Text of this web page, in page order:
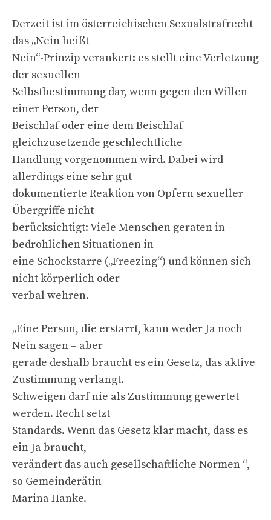
Derzeit ist im österreichischen Sexualstrafrecht
das „Nein heißt
Nein“-Prinzip verankert: es stellt eine Verletzung
der sexuellen
Selbstbestimmung dar, wenn gegen den Willen
einer Person, der
Beischlaf oder eine dem Beischlaf
gleichzusetzende geschlechtliche
Handlung vorgenommen wird. Dabei wird
allerdings eine sehr gut
dokumentierte Reaktion von Opfern sexueller
Übergriffe nicht
berücksichtigt: Viele Menschen geraten in
bedrohlichen Situationen in
eine Schockstarre („Freezing“) und können sich
nicht körperlich oder
verbal wehren.
„Eine Person, die erstarrt, kann weder Ja noch
Nein sagen – aber
gerade deshalb braucht es ein Gesetz, das aktive
Zustimmung verlangt.
Schweigen darf nie als Zustimmung gewertet
werden. Recht setzt
Standards. Wenn das Gesetz klar macht, dass es
ein Ja braucht,
verändert das auch gesellschaftliche Normen “,
so Gemeinderätin
Marina Hanke.